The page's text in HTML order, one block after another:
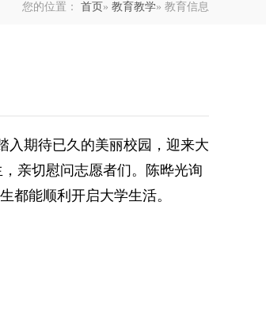
您的位置： 首页» 教育教学» 教育信息
入期待已久的美丽校园，迎来大
亲切慰问志愿者们。陈晔光询
都能顺利开启大学生活。